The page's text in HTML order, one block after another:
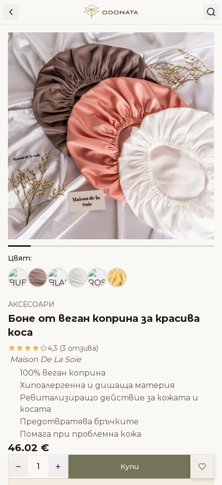
Skip to content
АКСЕСОАРИ
Боне от веган коприна за красива
коса
4,3 (3 отзива)
Maison De La Soie
100% веган коприна
Хипоалергенна и дишаща материя
Ревитализиращо действие за кожата и
косата
Предотвратява бръчките
Помага при проблемна кожа
46.02 €
Цвят:
1 Купи